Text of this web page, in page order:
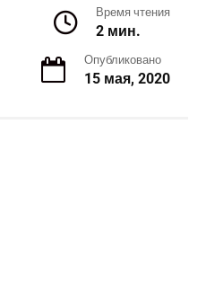
Время чтения
2 мин.
Опубликовано
15 мая, 2020